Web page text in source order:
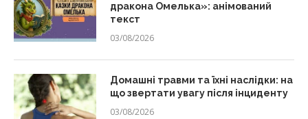
дракона Омелька»: анімований
текст
03/08/2026
Домашні травми та їхні наслідки: на
що звертати увагу після інциденту
03/08/2026